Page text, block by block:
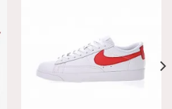
a la
lista de
deseos